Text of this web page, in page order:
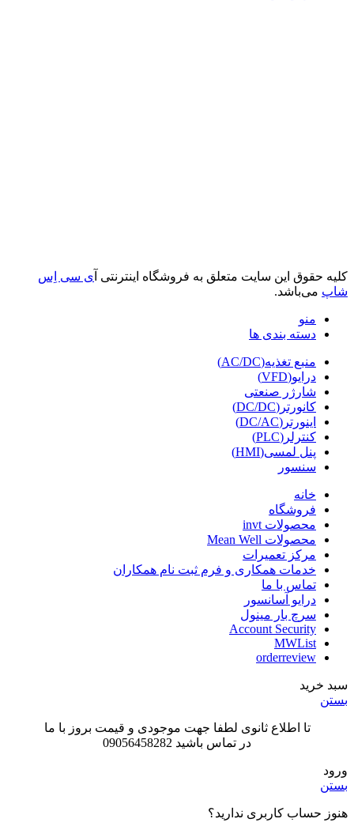
کلیه حقوق این سایت متعلق به فروشگاه اینترنتی آ ی سی اِس
شاپ می‌باشد.
منو
دسته بندی ها
منبع تغذیه(AC/DC)
درایو(VFD)
شارژر صنعتی
کانورتر(DC/DC)
اینورتر(DC/AC)
کنترلر(PLC)
پنل لمسی(HMI)
سنسور
خانه
فروشگاه
محصولات invt
محصولات Mean Well
مرکز تعمیرات
خدمات همکاری و فرم ثبت نام همکاران
تماس با ما
درایو آسانسور
سرچ بار مینول
Account Security
MWList
orderreview
سبد خرید
بستن
تا اطلاع ثانوی لطفا جهت موجودی و قیمت بروز با ما
در تماس باشید 09056458282
ورود
بستن
هنوز حساب کاربری ندارید؟